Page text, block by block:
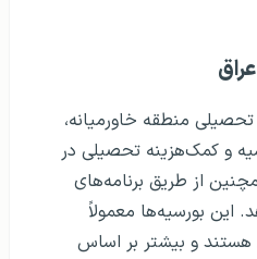
منطقه خاورمیانه،
و کمک‌هزینه تحصیلی در
از طریق برنامه‌های
این بورسیه‌ها معمولاً
هستند و بیشتر بر اساس